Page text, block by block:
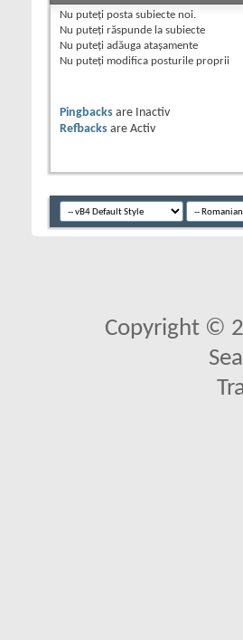
Nu puteţi posta subiecte noi.
Nu puteţi răspunde la subiecte
Nu puteţi adăuga ataşamente
Nu puteţi modifica posturile proprii
Pingbacks are
Inactiv
Refbacks are Activ
Copyright ©